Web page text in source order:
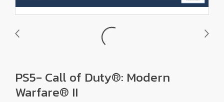
PS5- Call of Duty®: Modern
Warfare® II